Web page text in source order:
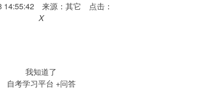
14:55:42 来源：其它 点击：
X
我知道了
自考学习平台 +问答